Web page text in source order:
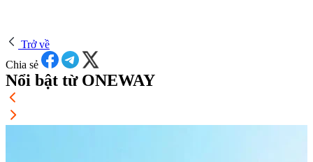
Trở về
Chia sẻ
Nổi bật từ ONEWAY